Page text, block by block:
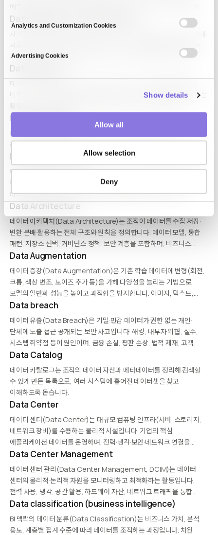
Analytics and Customization Cookies
Advertising Cookies
Show details
Allow all
Allow selection
Deny
도구가 활용됩니다. 비즈니스, 과학, 공공 정책 등 전 분야에서 증거 기반
의사결정의 기반이 됩니다.
Data analysis for fraud detection
기법입니다. 규칙 기반 룰 엔진, 이상 탐지, 지도 학습(과거 사기 사례
학습), 그래프 분석(연결 관계 분석)을 결합합니다. 신용카드, 은행, 보험,
전자상거래, 핀테크에서 실시간으로 운영되며,…
Data analytics
비즈니스 성과를 개선하도록 데이터에서 의미 있는 인사이트를 도출하는
일어났는가), 예측적 분석(무엇이 일어날까), 처방적 분석(무엇을 해야
할까)로 구분됩니다. AI·머신러닝과 결합해 의사결정 자동화로 진화하고
있습니다.
Data Annotation
라벨이나 태그를 붙여 머신러닝 모델이 학습할 수 있게 하는 과정입니다.
Data Anonymization
데이터 익명화(Data Anonymization)는 개인식별정보(PII)를 제거·
대체·암호화해 데이터 주체를 재식별할 수 없도록 만드는 과정입니다.
마스킹, 가명화, 일반화, k-익명성, 차등 정보보호 등이 기법이며,
GDPR·HIPAA 등 규제 준수와 데이터 공유·AI 학습을 위한 전제
조건입니다. 완전 익명화와 재식별 위험 간 균형이 핵심 과제입니다.
Data Architecture
데이터 아키텍처(Data Architecture)는 조직이 데이터를 수집·저장·
변환·분배·활용하는 전체 구조와 원칙을 정의합니다. 데이터 모델, 통합
패턴, 저장소 선택, 거버넌스 정책, 보안 계층을 포함하며, 비즈니스
요구와 기술 환경을 연결합니다. 현대 아키텍처는 클라우드, 실시간
스트리밍, 데이터 메시, AI 워크로드를 포괄적으로 지원하도록
설계됩니다.
Data Augmentation
데이터 증강(Data Augmentation)은 기존 학습 데이터에 변형(회전,
크롭, 색상 변조, 노이즈 추가 등)을 가해 다양성을 늘리는 기법으로,
모델의 일반화 성능을 높이고 과적합을 방지합니다. 이미지, 텍스트,
오디오, 시계열 등 다양한 도메인에서 활용되며, 최근에는 생성형 AI를
활용한 합성 데이터 증강도 널리 쓰입니다.…
Data breach
데이터 유출(Data Breach)은 기밀·민감 데이터가 권한 없는 개인·
단체에 노출·접근·공개되는 보안 사고입니다. 해킹, 내부자 위협, 실수,
시스템 취약점 등이 원인이며, 금융 손실, 평판 손상, 법적 제재, 고객
이탈로 이어집니다. GDPR은 72시간 내 통지를 의무화하며, 사고 대응
계획, 암호화, 접근 제어, 모니터링이…
Data Catalog
데이터 카탈로그는 조직의 데이터 자산과 메타데이터를 정리해 검색할
수 있게 만든 목록으로, 여러 시스템에 흩어진 데이터셋을 찾고
이해하도록 돕습니다.
Data Center
데이터 센터(Data Center)는 대규모 컴퓨팅 인프라(서버, 스토리지,
네트워크 장비)를 수용하는 물리적 시설입니다. 기업의 핵심
애플리케이션·데이터를 운영하며, 전력·냉각·보안·네트워크 연결을
엄격히 관리합니다. 자체 운영(온프레미스), 코로케이션, 클라우드
데이터 센터(하이퍼스케일) 유형이 있으며, AI·클라우드 수요 증가로
GPU 중심의 신규 데이터 센터 투자가 급증하고 있습니다.
Data Center Management
데이터 센터 관리(Data Center Management, DCIM)는 데이터
센터의 물리적·논리적 자원을 모니터링하고 최적화하는 활동입니다.
전력 사용, 냉각, 공간 활용, 하드웨어 자산, 네트워크 트래픽을 통합
관리하며, 운영 효율과 가용성을 극대화합니다. AI 기반 예측 유지보수와
자동화된 용량 계획이 최근 주요 트렌드입니다.
Data classification (business intelligence)
BI 맥락의 데이터 분류(Data Classification)는 비즈니스 가치, 분석
용도, 계층별 집계 수준에 따라 데이터를 조직하는 과정입니다. 차원